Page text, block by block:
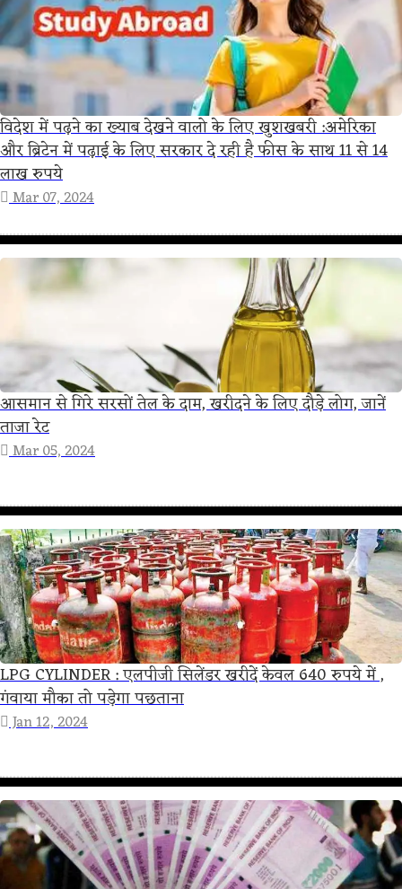
विदेश में पढ़ने का ख्याब देखने वालो के लिए खुशखबरी :अमेरिका
और ब्रिटेन में पढ़ाई के लिए सरकार दे रही है फीस के साथ 11 से 14
लाख रुपये
Mar 07, 2024
आसमान से गिरे सरसों तेल के दाम, खरीदने के लिए दौड़े लोग, जानें
ताजा रेट
Mar 05, 2024
LPG CYLINDER : एलपीजी सिलेंडर खरीदें केवल 640 रुपये में ,
गंवाया मौका तो पड़ेगा पछताना
Jan 12, 2024